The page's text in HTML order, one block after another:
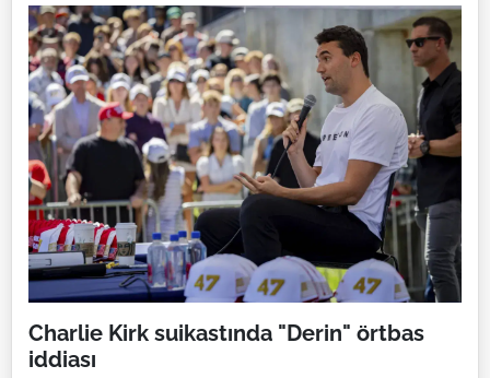
Charlie Kirk suikastında "Derin" örtbas
iddiası